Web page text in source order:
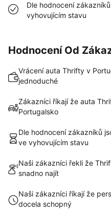
Dle hodnocení
vyhovujícím stavu
Hodnocení Od
Vrácení auta Thrifty v
jednoduché
Zákazníci říkají že auta
Portugalsko
Dle hodnocení zákazníků
ve vyhovujícím stavu
Naši zákazníci řekli že
snadno najít
Naši zákazníci říkají že
docela schopný